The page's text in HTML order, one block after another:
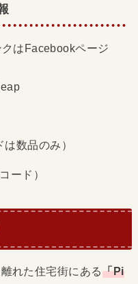
はFacebookページ
数品のみ）
ード）
れた住宅街にある「Pi